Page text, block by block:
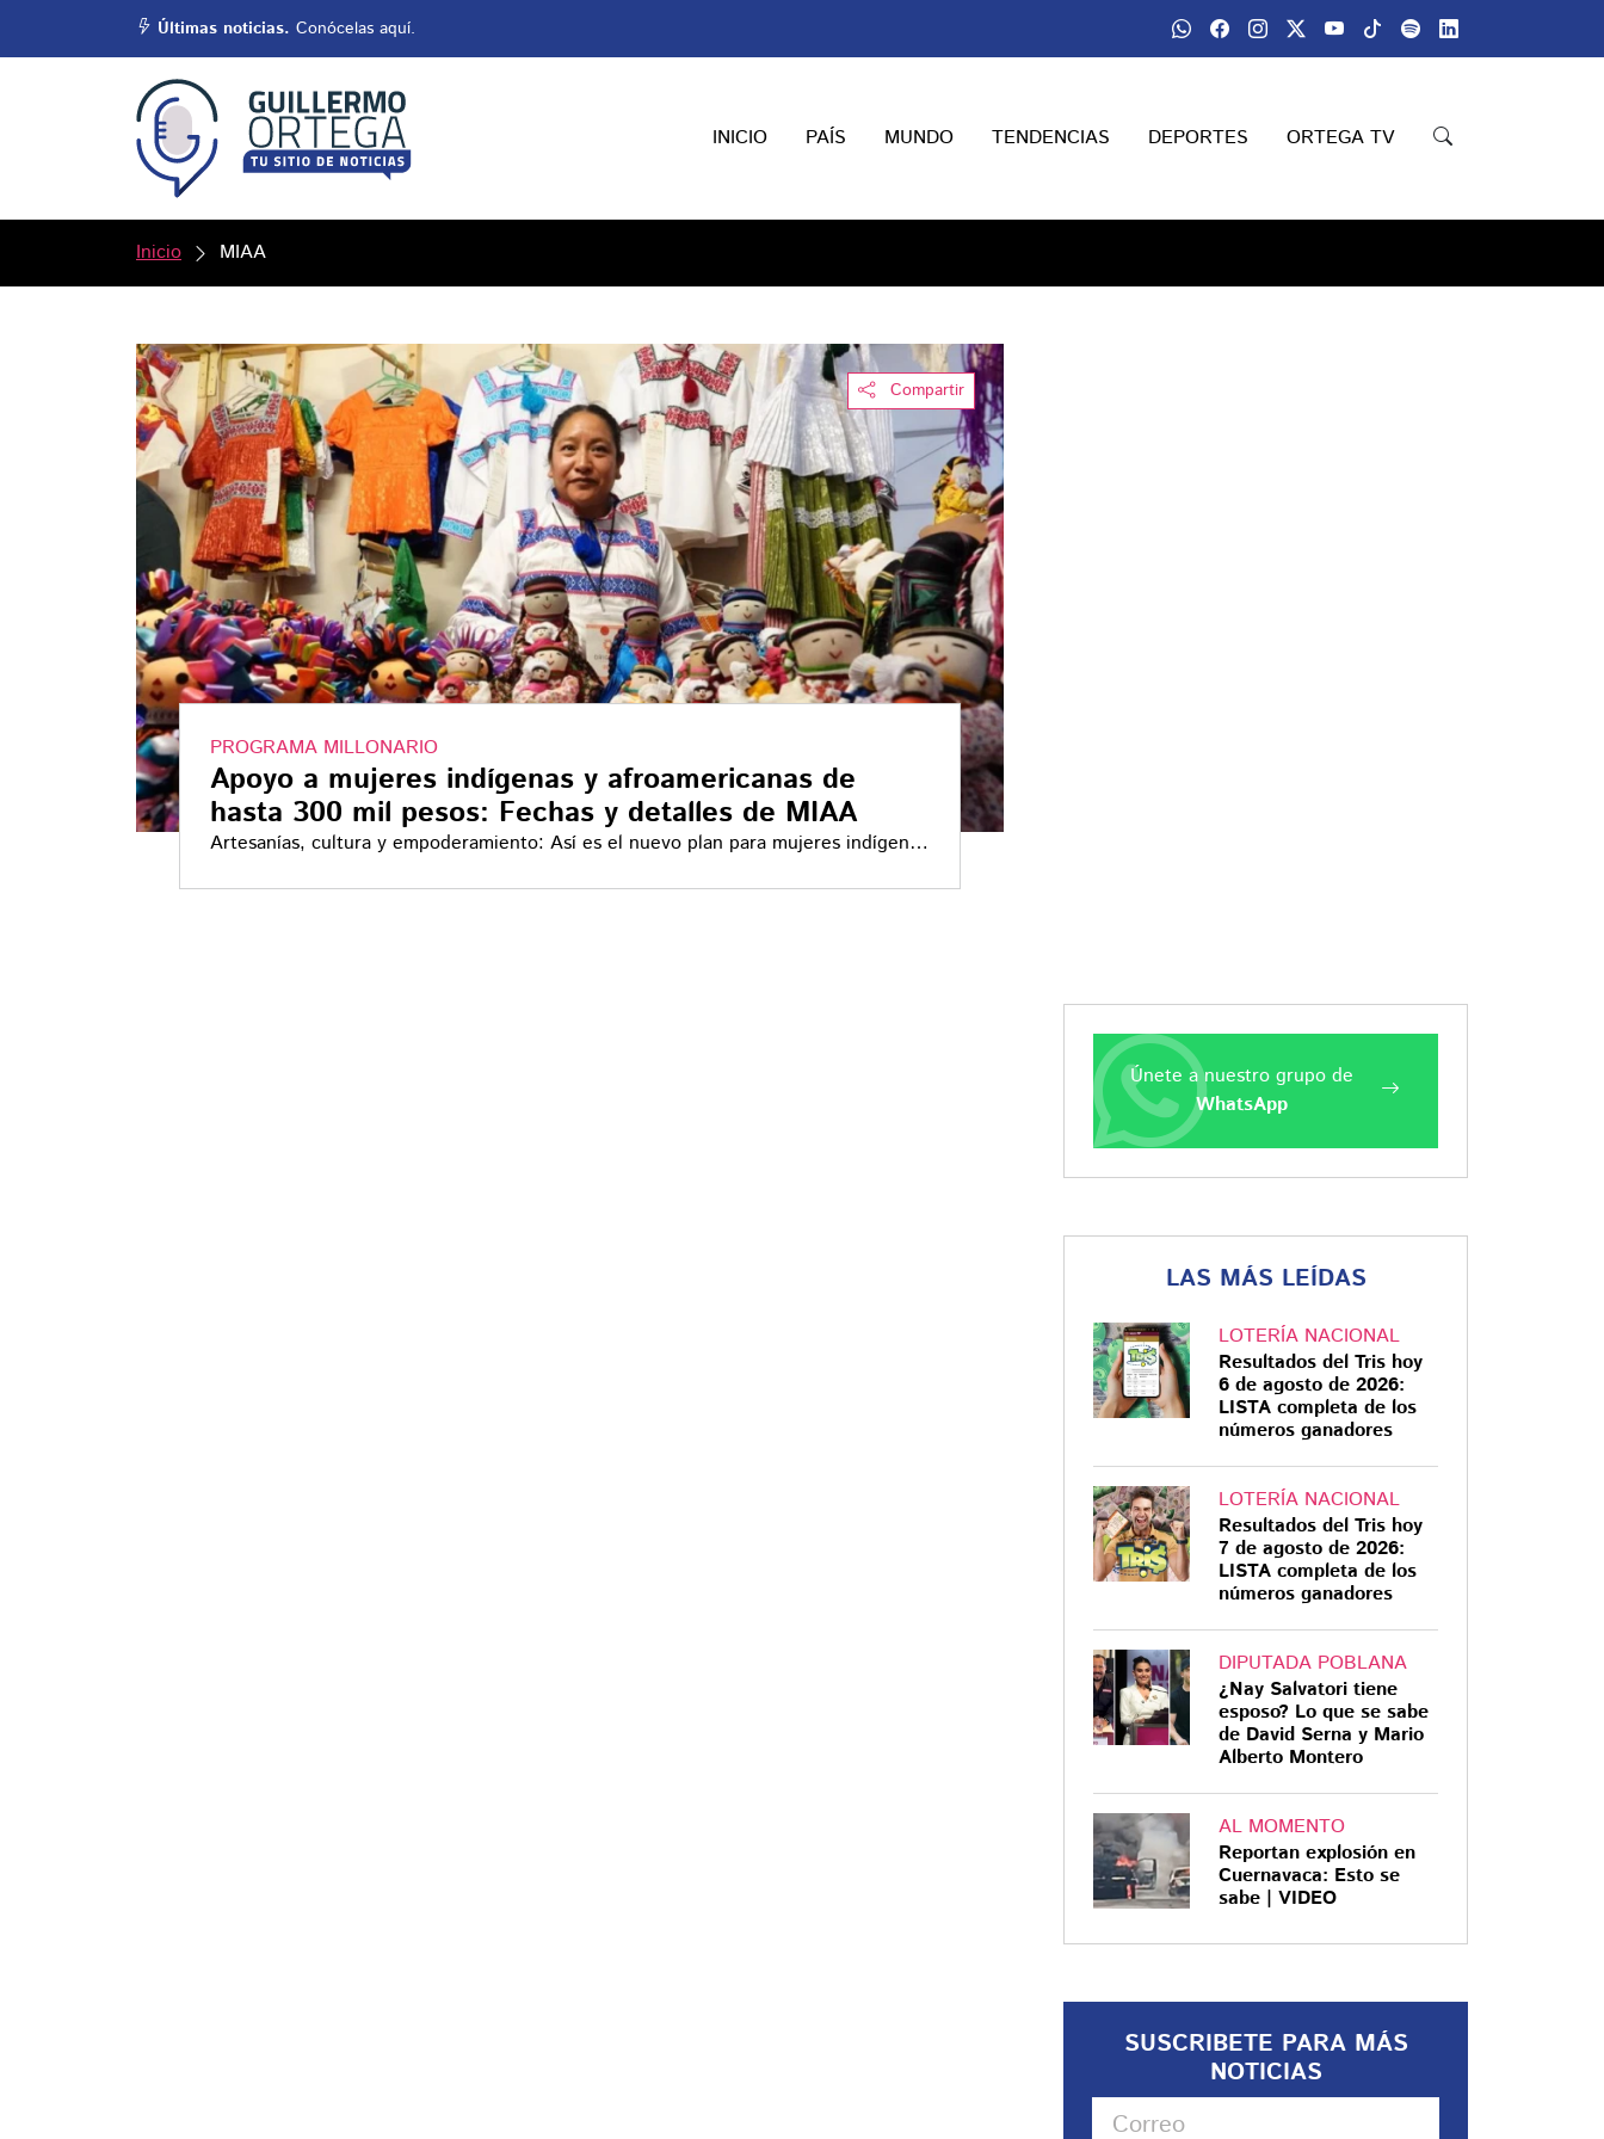
Últimas noticias. Conócelas aquí.
INICIO PAÍS MUNDO TENDENCIAS DEPORTES ORTEGA TV
Inicio MIAA
Compartir
PROGRAMA MILLONARIO
Apoyo a mujeres indígenas y afroamericanas de
hasta 300 mil pesos: Fechas y detalles de MIAA
Artesanías, cultura y empoderamiento: Así es el nuevo plan para mujeres indígenas
Únete a nuestro grupo de
WhatsApp
LAS MÁS LEÍDAS
LOTERÍA NACIONAL
Resultados del Tris hoy
6 de agosto de 2026:
LISTA completa de los
números ganadores
LOTERÍA NACIONAL
Resultados del Tris hoy
7 de agosto de 2026:
LISTA completa de los
números ganadores
DIPUTADA POBLANA
¿Nay Salvatori tiene
esposo? Lo que se sabe
de David Serna y Mario
Alberto Montero
AL MOMENTO
Reportan explosión en
Cuernavaca: Esto se
sabe | VIDEO
SUSCRIBETE PARA MÁS
NOTICIAS